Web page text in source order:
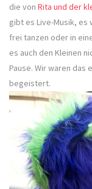
die von Rita und der
gibt es Live-Musik, es
frei tanzen oder in
es auch den Kleinen
Pause. Wir waren das
begeistert.